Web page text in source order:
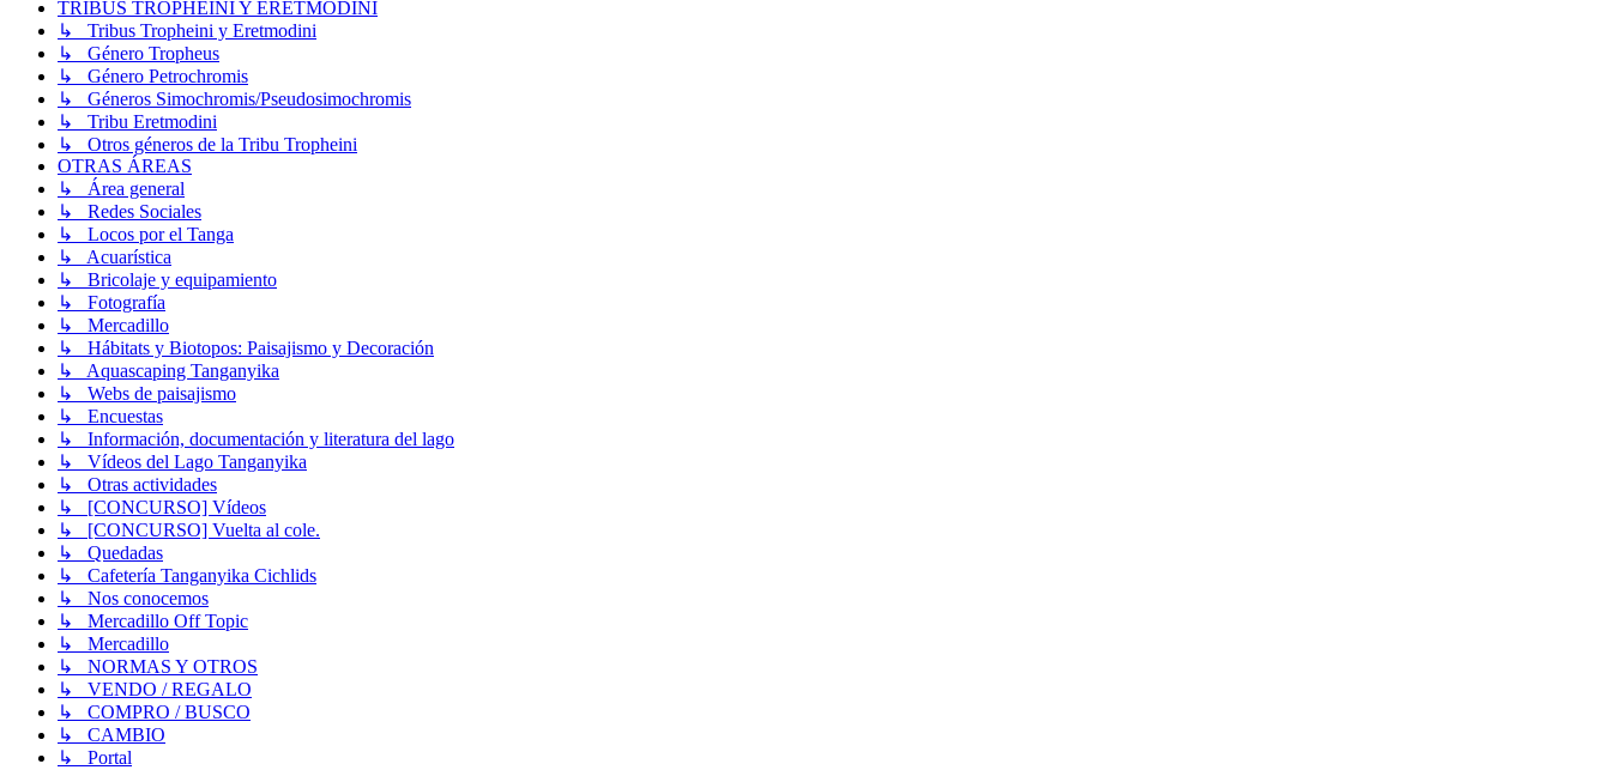
TRIBUS TROPHEINI Y ERETMODINI
↳ Tribus Tropheini y Eretmodini
↳ Género Tropheus
↳ Género Petrochromis
↳ Géneros Simochromis/Pseudosimochromis
↳ Tribu Eretmodini
↳ Otros géneros de la Tribu Tropheini
OTRAS ÁREAS
↳ Área general
↳ Redes Sociales
↳ Locos por el Tanga
↳ Acuarística
↳ Bricolaje y equipamiento
↳ Fotografía
↳ Mercadillo
↳ Hábitats y Biotopos: Paisajismo y Decoración
↳ Aquascaping Tanganyika
↳ Webs de paisajismo
↳ Encuestas
↳ Información, documentación y literatura del lago
↳ Vídeos del Lago Tanganyika
↳ Otras actividades
↳ [CONCURSO] Vídeos
↳ [CONCURSO] Vuelta al cole.
↳ Quedadas
↳ Cafetería Tanganyika Cichlids
↳ Nos conocemos
↳ Mercadillo Off Topic
↳ Mercadillo
↳ NORMAS Y OTROS
↳ VENDO / REGALO
↳ COMPRO / BUSCO
↳ CAMBIO
↳ Portal